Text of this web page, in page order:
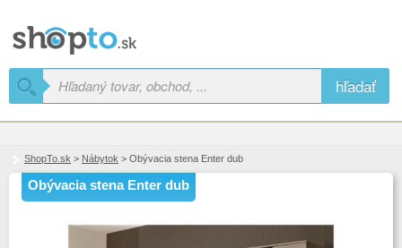
hľadať
ShopTo.sk > Nábytok > Obývacia stena Enter dub
Obývacia stena Enter dub